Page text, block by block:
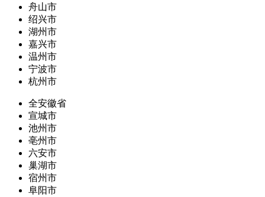
舟山市
绍兴市
湖州市
嘉兴市
温州市
宁波市
杭州市
全安徽省
宣城市
池州市
亳州市
六安市
巢湖市
宿州市
阜阳市